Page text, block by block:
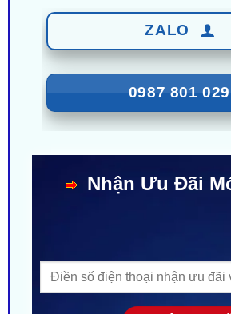
0987 801 029